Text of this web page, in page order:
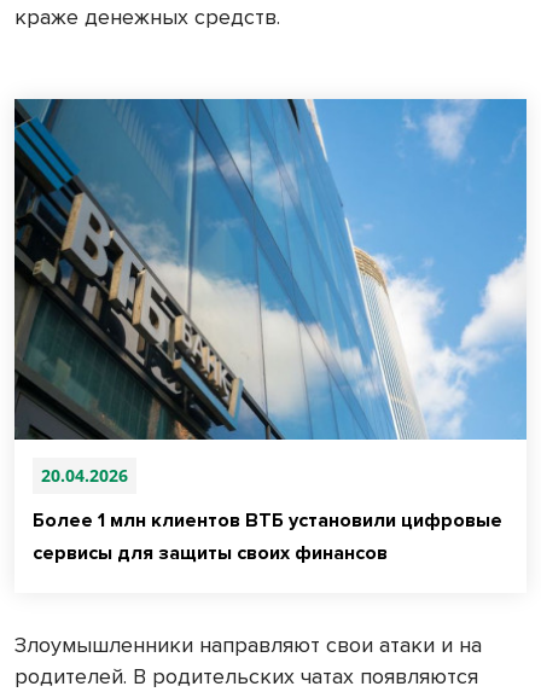
краже денежных средств.
20.04.2026
Более 1 млн клиентов ВТБ установили цифровые
сервисы для защиты своих финансов
Злоумышленники направляют свои атаки и на
родителей. В родительских чатах появляются